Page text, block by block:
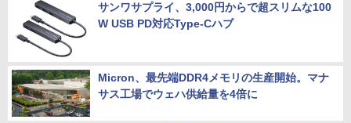
サンワサプライ、3,000円からで超スリムな100
W USB PD対応Type-Cハブ
Micron、最先端DDR4メモリの生産開始。マナ
サス工場でウェハ供給量を4倍に